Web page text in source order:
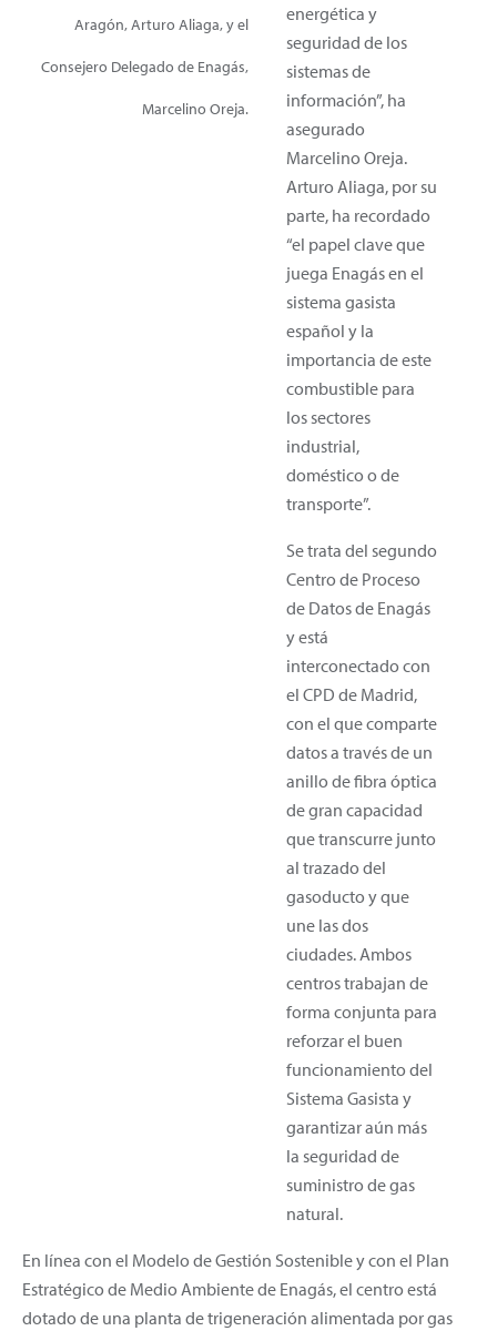
Aragón, Arturo Aliaga, y el
Consejero Delegado de Enagás,
Marcelino Oreja.
energética y
seguridad de los
sistemas de
información”, ha
asegurado
Marcelino Oreja.
Arturo Aliaga, por su
parte, ha recordado
“el papel clave que
juega Enagás en el
sistema gasista
español y la
importancia de este
combustible para
los sectores
industrial,
doméstico o de
transporte”.
Se trata del segundo
Centro de Proceso
de Datos de Enagás
y está
interconectado con
el CPD de Madrid,
con el que comparte
datos a través de un
anillo de fibra óptica
de gran capacidad
que transcurre junto
al trazado del
gasoducto y que
une las dos
ciudades. Ambos
centros trabajan de
forma conjunta para
reforzar el buen
funcionamiento del
Sistema Gasista y
garantizar aún más
la seguridad de
suministro de gas
natural.
En línea con el Modelo de Gestión Sostenible y con el Plan
Estratégico de Medio Ambiente de Enagás, el centro está
dotado de una planta de trigeneración alimentada por gas